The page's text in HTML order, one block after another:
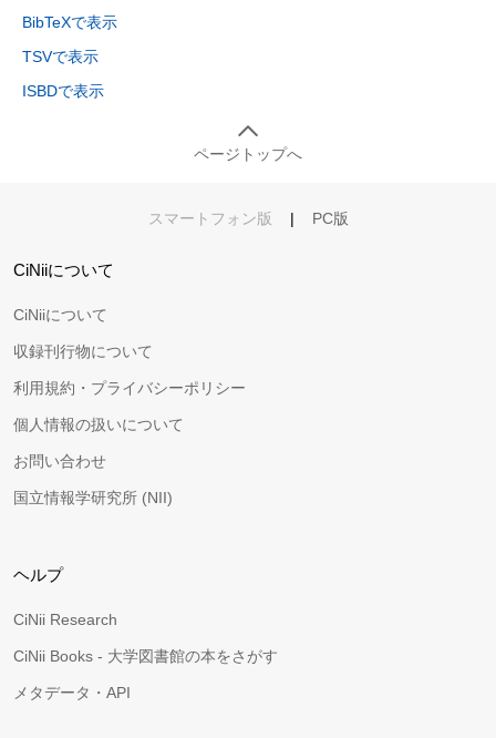
BibTeXで表示
TSVで表示
ISBDで表示
ページトップへ
スマートフォン版 | PC版
CiNiiについて
CiNiiについて
収録刊行物について
利用規約・プライバシーポリシー
個人情報の扱いについて
お問い合わせ
国立情報学研究所 (NII)
ヘルプ
CiNii Research
CiNii Books - 大学図書館の本をさがす
メタデータ・API